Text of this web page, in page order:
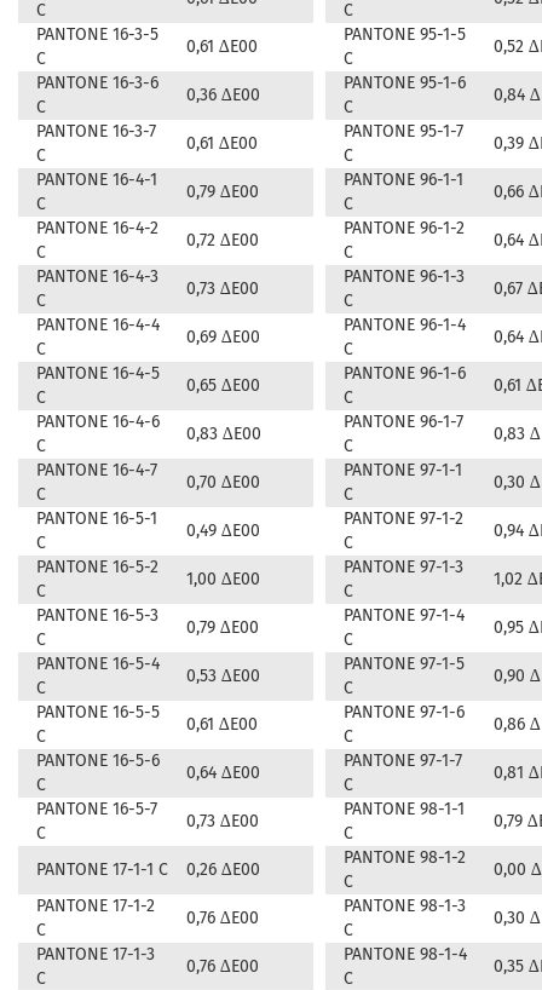
C
C
PANTONE 16-3-5
C
0,61 ∆E00
PANTONE 95-1-5
C
0,52
PANTONE 16-3-6
C
0,36 ∆E00
PANTONE 95-1-6
C
0,84
PANTONE 16-3-7
C
0,61 ∆E00
PANTONE 95-1-7
C
0,39
PANTONE 16-4-1
C
0,79 ∆E00
PANTONE 96-1-1
C
0,66
PANTONE 16-4-2
C
0,72 ∆E00
PANTONE 96-1-2
C
0,64
PANTONE 16-4-3
C
0,73 ∆E00
PANTONE 96-1-3
C
0,67
PANTONE 16-4-4
C
0,69 ∆E00
PANTONE 96-1-4
C
0,64
PANTONE 16-4-5
C
0,65 ∆E00
PANTONE 96-1-6
C
0,61
PANTONE 16-4-6
C
0,83 ∆E00
PANTONE 96-1-7
C
0,83
PANTONE 16-4-7
C
0,70 ∆E00
PANTONE 97-1-1
C
0,30
PANTONE 16-5-1
C
0,49 ∆E00
PANTONE 97-1-2
C
0,94
PANTONE 16-5-2
C
1,00 ∆E00
PANTONE 97-1-3
C
1,02
PANTONE 16-5-3
C
0,79 ∆E00
PANTONE 97-1-4
C
0,95
PANTONE 16-5-4
C
0,53 ∆E00
PANTONE 97-1-5
C
0,90
PANTONE 16-5-5
C
0,61 ∆E00
PANTONE 97-1-6
C
0,86
PANTONE 16-5-6
C
0,64 ∆E00
PANTONE 97-1-7
C
0,81
PANTONE 16-5-7
C
0,73 ∆E00
PANTONE 98-1-1
C
0,79
PANTONE 17-1-1 C 0,26 ∆E00
PANTONE 98-1-2
C
0,00
PANTONE 17-1-2
C
0,76 ∆E00
PANTONE 98-1-3
C
0,30
PANTONE 17-1-3
C
0,76 ∆E00
PANTONE 98-1-4
C
0,35